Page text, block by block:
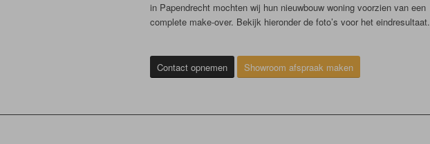
in Papendrecht mochten wij hun nieuwbouw woning voorzien van een
complete make-over. Bekijk hieronder de foto’s voor het eindresultaat.
Contact opnemen Showroom afspraak maken